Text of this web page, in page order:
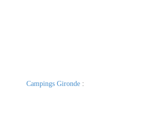
Campings Gironde: